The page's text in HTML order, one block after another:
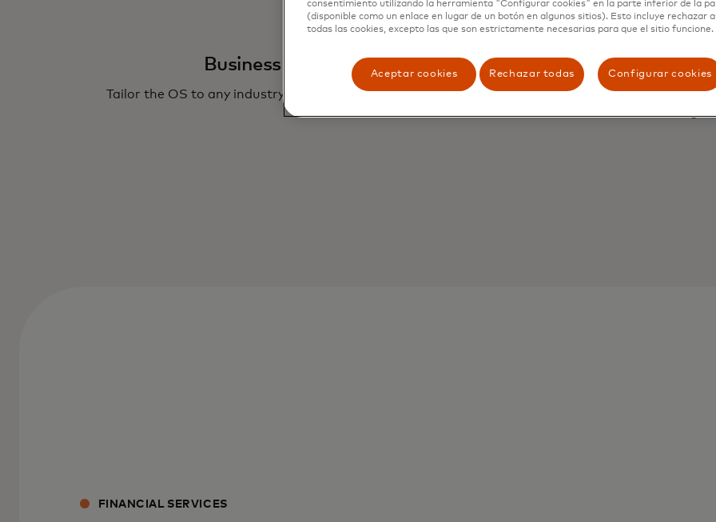
Business customizable
Tailor the OS to any industry’s specific KPIs and business needs.
By design,
FINANCIAL SERVICES
consentimiento utilizando la herramienta "Configurar cookies" en la parte inferior de la
(disponible como un enlace en lugar de un botón en algunos sitios). Esto incluye rechazar
todas las cookies, excepto las que son estrictamente necesarias para que el sitio funcione.
Aceptar cookies Rechazar todas Configurar cookies